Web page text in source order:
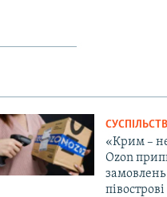
«Крим –
Ozon
півострові